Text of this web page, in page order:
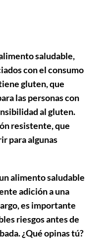
saludable,
con el consumo
gluten, que
las personas con
al gluten.
resistente, que
para algunas
alimento saludable
adición a una
es importante
riesgos antes de
¿Qué opinas tú?